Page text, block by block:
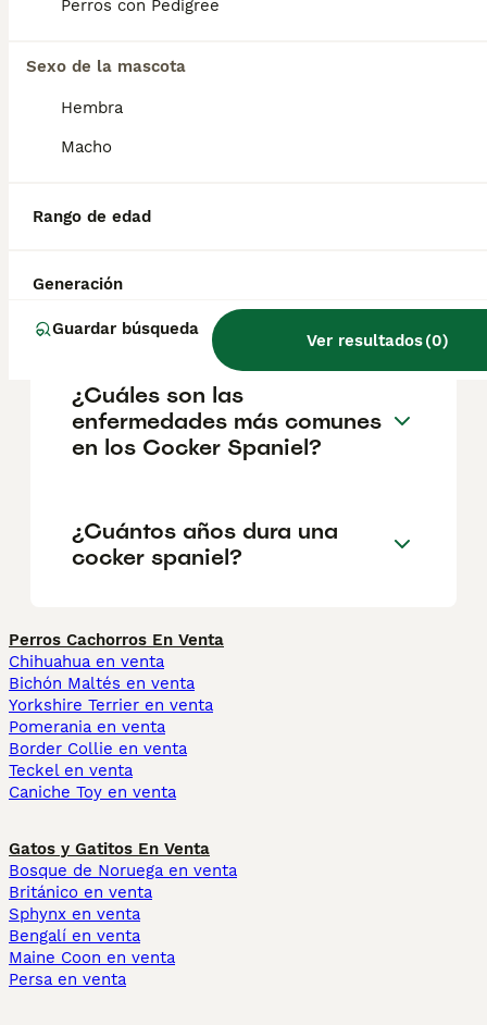
Perros con Pedigree
Sexo de la mascota
Hembra
Macho
Rango de edad
Generación
Guardar búsqueda
Ver resultados(0)
¿Cuáles son las ventajas y
desventajas del cocker
un Cocker Spaniel y un
cocker spaniel inglés?
¿Cuáles son las
enfermedades más comunes
en los Cocker Spaniel?
¿Cuántos años dura una
cocker spaniel?
Perros Cachorros En Venta
Chihuahua en venta
Bichón Maltés en venta
Yorkshire Terrier en venta
Pomerania en venta
Border Collie en venta
Teckel en venta
Caniche Toy en venta
Gatos y Gatitos En Venta
Bosque de Noruega en venta
Británico en venta
Sphynx en venta
Bengalí en venta
Maine Coon en venta
Persa en venta